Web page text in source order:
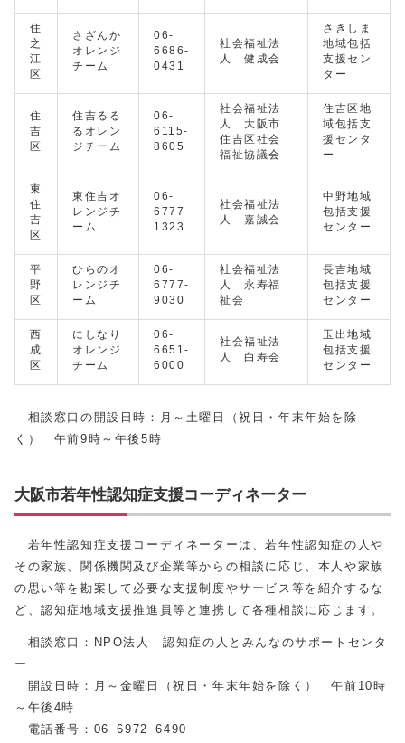
住
之
江
区
さざんか
オレンジ
チーム
06-
6686-
0431
社会福祉法
人 健成会
さきしま
地域包括
支援セン
ター
住
吉
区
住吉るる
るオレン
ジチーム
06-
6115-
8605
社会福祉法
人 大阪市
住吉区社会
福祉協議会
住吉区地
域包括支
援センタ
ー
東
住
吉
区
東住吉オ
レンジチ
ーム
06-
6777-
1323
社会福祉法
人 嘉誠会
中野地域
包括支援
センター
平
野
区
ひらのオ
レンジチ
ーム
06-
6777-
9030
社会福祉法
人 永寿福
祉会
長吉地域
包括支援
センター
西
成
区
にしなり
オレンジ
チーム
06-
6651-
6000
社会福祉法
人 白寿会
玉出地域
包括支援
センター
相談窓口の開設日時：月～土曜日（祝日・年末年始を除
く） 午前9時～午後5時
大阪市若年性認知症支援コーディネーター
若年性認知症支援コーディネーターは、若年性認知症の人や
その家族、関係機関及び企業等からの相談に応じ、本人や家族
の思い等を勘案して必要な支援制度やサービス等を紹介するな
ど、認知症地域支援推進員等と連携して各種相談に応じます。
相談窓口：NPO法人 認知症の人とみんなのサポートセンタ
ー
開設日時：月～金曜日（祝日・年末年始を除く） 午前10時
～午後4時
電話番号：06ｰ6972ｰ6490